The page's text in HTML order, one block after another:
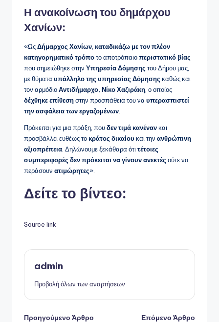
Η ανακοίνωση του δημάρχου
Χανίων:
«ΩςΔήμαρχος Χανίων καταδικάζω με τον πλέον
κατηγορηματικό τρόποτο αποτρόπαιοπεριστατικό βίας
που σημειώθηκε στην Υπηρεσία Δόμησης του Δήμου μας,
με θύματα υπάλληλο της υπηρεσίας Δόμησης καθώς και
τον αρμόδιοΑντιδήμαρχο, Νίκο Χαζιράκη , ο οποίος
δέχθηκε επίθεσηστην προσπάθειά του να υπερασπιστεί
την ασφάλεια των εργαζομένων
Πρόκειται για μια πράξη, πουδεν τιμά κανένανκαι
προσβάλλει ευθέως τοκράτος δικαίου και την ανθρώπινη
αξιοπρέπεια . Δηλώνουμε ξεκάθαρα ότι τέτοιες
συμπεριφορές δεν πρόκειται να γίνουν ανεκτές ούτε να
περάσουν ατιμώρητες».
Δείτε το βίντεο:
Source link
admin
Προβολή όλων των αναρτήσεων
Προηγούμενο Άρθρο
Επόμενο Άρθρο